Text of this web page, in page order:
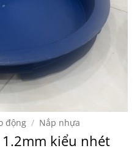
động / Nắp nhựa
kiểu nhét